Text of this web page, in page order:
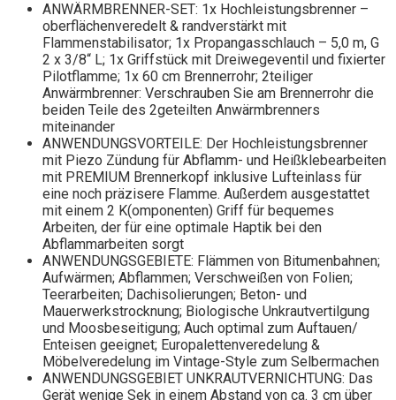
ANWÄRMBRENNER-SET: 1x Hochleistungsbrenner –
oberflächenveredelt & randverstärkt mit
Flammenstabilisator; 1x Propangasschlauch – 5,0 m, G
2 x 3/8“ L; 1x Griffstück mit Dreiwegeventil und fixierter
Pilotflamme; 1x 60 cm Brennerrohr; 2teiliger
Anwärmbrenner: Verschrauben Sie am Brennerrohr die
beiden Teile des 2geteilten Anwärmbrenners
miteinander
ANWENDUNGSVORTEILE: Der Hochleistungsbrenner
mit Piezo Zündung für Abflamm- und Heißklebearbeiten
mit PREMIUM Brennerkopf inklusive Lufteinlass für
eine noch präzisere Flamme. Außerdem ausgestattet
mit einem 2 K(omponenten) Griff für bequemes
Arbeiten, der für eine optimale Haptik bei den
Abflammarbeiten sorgt
ANWENDUNGSGEBIETE: Flämmen von Bitumenbahnen;
Aufwärmen; Abflammen; Verschweißen von Folien;
Teerarbeiten; Dachisolierungen; Beton- und
Mauerwerkstrocknung; Biologische Unkrautvertilgung
und Moosbeseitigung; Auch optimal zum Auftauen/
Enteisen geeignet; Europalettenveredelung &
Möbelveredelung im Vintage-Style zum Selbermachen
ANWENDUNGSGEBIET UNKRAUTVERNICHTUNG: Das
Gerät wenige Sek in einem Abstand von ca. 3 cm über